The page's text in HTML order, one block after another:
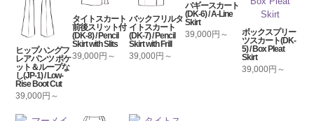
ヒップハングフ
レアパンツ ポケ
ット＆ループな
し(JP-1) / Low-
Rise Boot Cut
39,000円～
タイトスカート
前後スリット付
(DK-8) / Pencil
Skirt with Slits
39,000円～
バックフリルタ
イトスカート
(DK-7) / Pencil
Skirt with Frill
39,000円～
バギースカート
(DK-6) / A-Line
Skirt
39,000円～
ボックスプリー
ツスカート(DK-
5) / Box Pleat
Skirt
39,000円～